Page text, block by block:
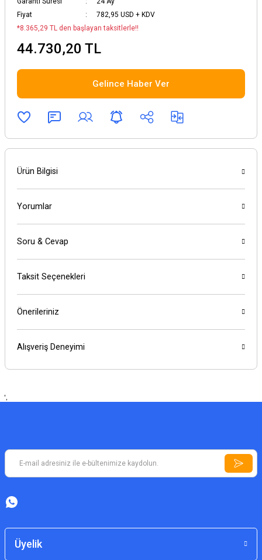
Fiyat
782,95 USD + KDV
*8.365,29 TL den başlayan taksitlerle!!
44.730,20 TL
Gelince Haber Ver
Ürün Bilgisi
Yorumlar
Soru & Cevap
Taksit Seçenekleri
Önerileriniz
Alışveriş Deneyimi
',
Üyelik